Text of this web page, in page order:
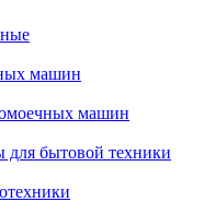
машин
машин
для бытовой техники